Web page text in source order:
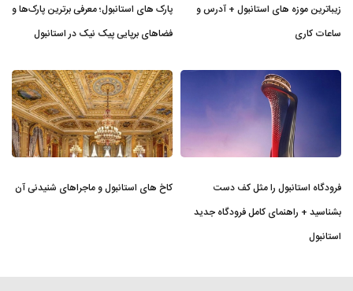
زیباترین موزه‌ های استانبول + آدرس و
ساعات کاری
پارک های استانبول؛ معرفی برترین پارک‌ها و
فضاهای برپایی پیک نیک در استانبول
فرودگاه استانبول را مثل کف دست
بشناسید + راهنمای کامل فرودگاه جدید
استانبول
کاخ های استانبول و ماجراهای شنیدنی آن